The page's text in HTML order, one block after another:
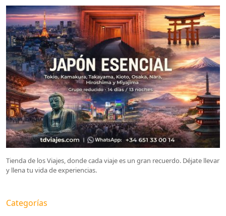
Tienda de los Viajes, donde cada viaje es un gran recuerdo. Déjate llevar
y llena tu vida de experiencias.
Categorías